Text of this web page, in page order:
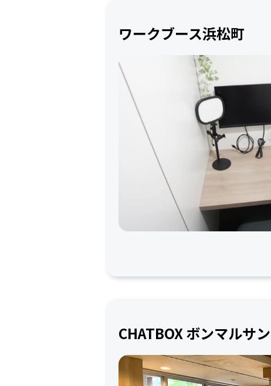
ワークブース浜松町
CHATBOX ボンマルサ